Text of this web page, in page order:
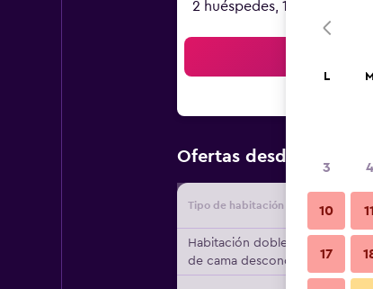
2 huéspedes, 1 habitación
Ofertas desde
Tipo de habitación
Habitación doble, tipo
de cama desconocido
L M
3 4
10 11
17